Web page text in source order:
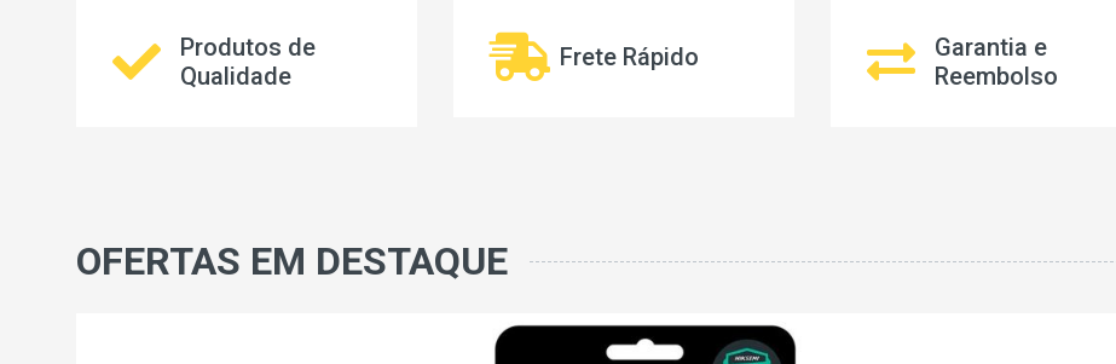
Produtos de
Qualidade
Frete Rápido
Garantia e
Reembolso
OFERTAS EM DESTAQUE